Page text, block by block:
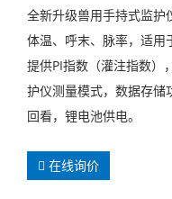
全新升级兽用手持式监护
体温、呼末、脉率，适用
提供PI指数（灌注指数）
护仪测量模式，数据存储
回看，锂电池供电。
在线询价